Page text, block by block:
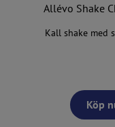
Allévo Shake
Kall shake med
Köp